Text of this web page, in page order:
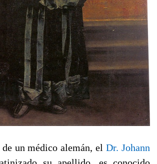
un médico alemán, elDr. Johann